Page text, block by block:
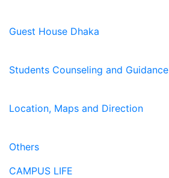
Guest House Dhaka
Students Counseling and Guidance
Location, Maps and Direction
Others
CAMPUS LIFE